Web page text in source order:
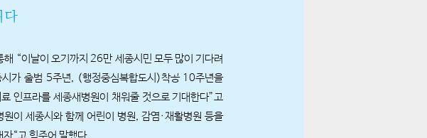
다
“이날이 오기까지 26만 세종시민 모두 많이 기다려
가 출범 5주년, (행정중심복합도시)착공 10주년을
인프라를 세종새병원이 채워줄 것으로 기대한다”고
원이 세종시와 함께 어린이 병원, 감염·재활병원 등을
“고 힘주어 말했다.